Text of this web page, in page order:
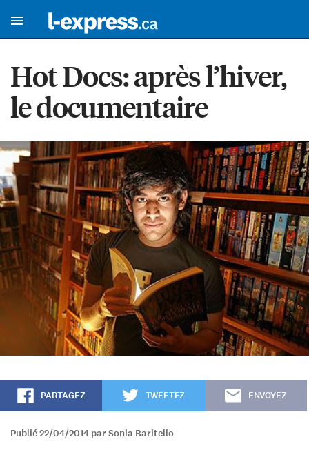
Hot Docs: après l’hiver,
le documentaire
PARTAGEZ TWEETEZ ENVOYEZ
Publié 22/04/2014 par Sonia Baritello